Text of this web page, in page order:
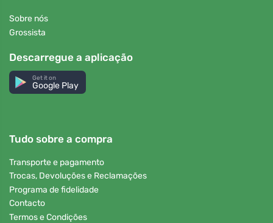
Sobre nós
Grossista
Descarregue a aplicação
Get it on
Google Play
Tudo sobre a compra
Transporte e pagamento
Trocas, Devoluções e Reclamações
Programa de fidelidade
Contacto
Termos e Condições